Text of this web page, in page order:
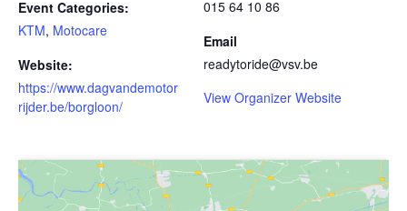
Event Categories:
KTM, Motocare
Website:
https://www.dagvandemotor
rijder.be/borgloon/
015 64 10 86
Email
readytoride@vsv.be
View Organizer Website